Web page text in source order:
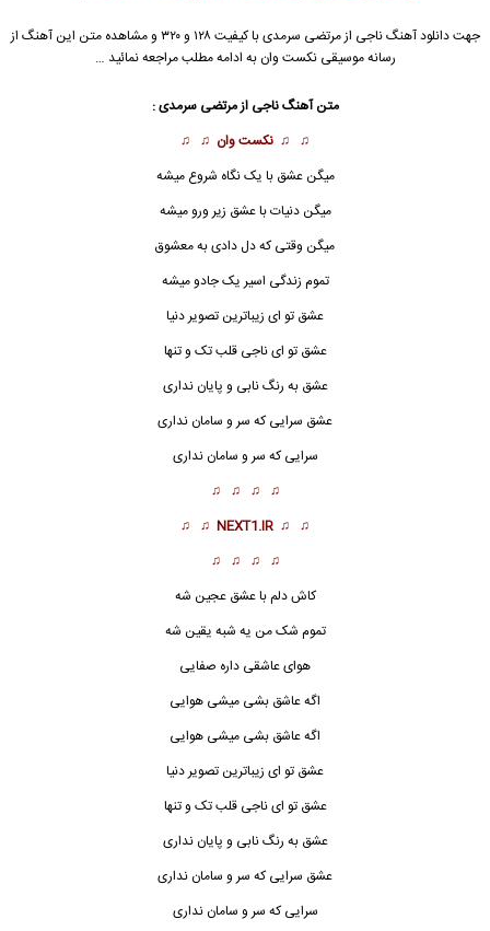
جهت دانلود آهنگ ناجی ازمرتضی سرمدی
با کیفیت ۱۲۸ و ۳۲۰ و مشاهده متن این آهنگ از
رسانه موسیقی نکست وان به ادامه مطلب مراجعه نمائید …
متن آهنگ ناجی ازمرتضی سرمدی:
♫ ♫ نکست وان ♫ ♫
میگن عشق با یک نگاه شروع میشه
میگن دنیات با عشق زیر ورو میشه
میگن وقتی که دل دادی به معشوق
تموم زندگی اسیر یک جادو میشه
عشق تو ای زیباترین تصویر دنیا
عشق تو ایناجی قلب تک و تنها
عشق به رنگ نابی و پایان نداری
عشق سرایی که سر و سامان نداری
سرایی که سر و سامان نداری
♫ ♫ ♫ ♫
♫ ♫
NEXT1.IR
♫ ♫
♫ ♫ ♫ ♫
کاش دلم با عشق عجین شه
تموم شک من یه شبه یقین شه
هوای عاشقی داره صفایی
اگه عاشق بشی میشی هوایی
اگه عاشق بشی میشی هوایی
عشق تو ای زیباترین تصویر دنیا
عشق تو ایناجی قلب تک و تنها
عشق به رنگ نابی و پایان نداری
عشق سرایی که سر و سامان نداری
سرایی که سر و سامان نداری